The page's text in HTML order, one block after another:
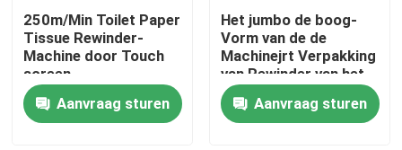
Thuis
Over ons
250m/Min Toilet Paper
Tissue Rewinder-
Machine door Touch
screen
Aanvraag sturen
Het jumbo de boog-
Vorm van de de
Machinejrt Verpakking
van Rewinder van het
Broodjesweefsel
Verzegelen
Aanvraag sturen